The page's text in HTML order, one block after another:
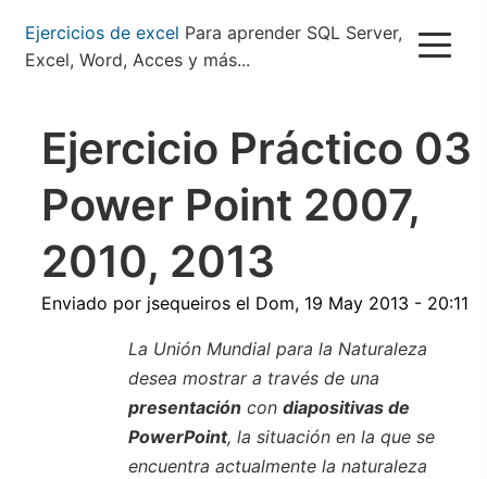
Pasar
contenido
Ejercicios de excel Para aprender SQL Server,
Excel, Word, Acces y más...
Ejercicio Práctico 03
Power Point 2007,
2010, 2013
Enviado por jsequeiros el Dom, 19 May 2013 - 20:11
La Unión Mundial para la Naturaleza
desea mostrar a través de una
presentación con diapositivas de
PowerPoint, la situación en la que se
encuentra actualmente la naturaleza